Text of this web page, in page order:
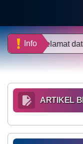
InfoSelamat
ARTIKEL